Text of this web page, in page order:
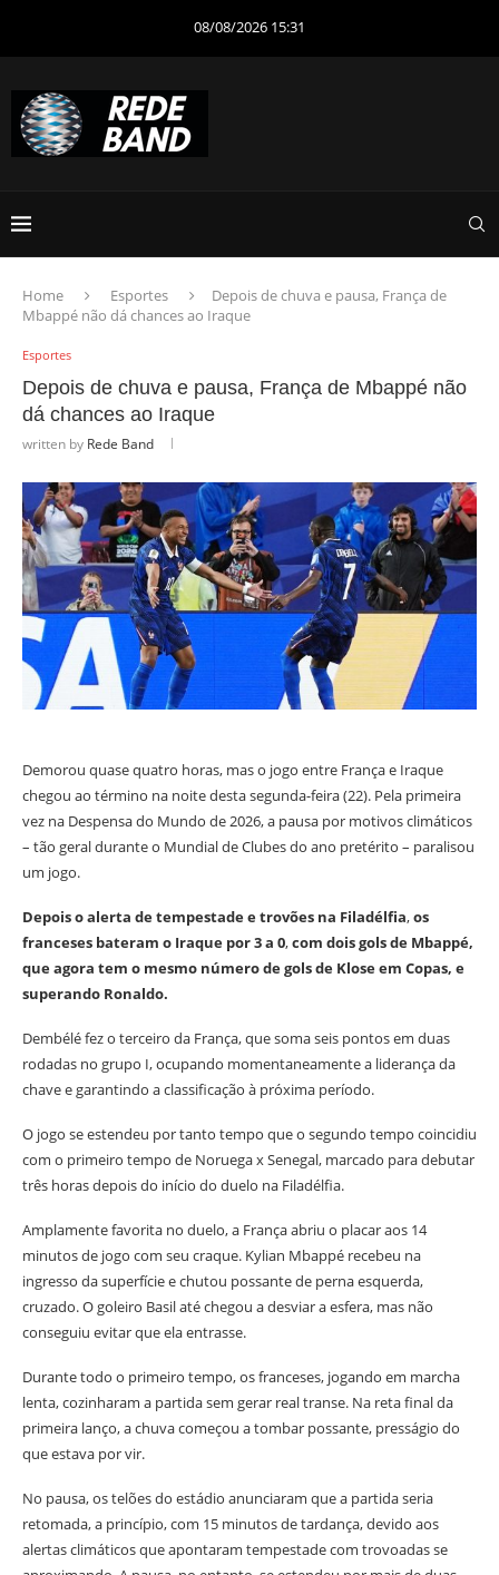
08/08/2026 15:31
Home Esportes
Depois de chuva e pausa, França de
Mbappé não dá chances ao Iraque
Esportes
Depois de chuva e pausa, França de Mbappé não
dá chances ao Iraque
written by Rede Band
Demorou quase quatro horas, mas o jogo entre França e Iraque
chegou ao término na noite desta segunda-feira (22). Pela primeira
vez na Despensa do Mundo de 2026, a pausa por motivos climáticos
– tão geral durante o Mundial de Clubes do ano pretérito – paralisou
um jogo.
Depois o alerta de tempestade e trovões na Filadélfia,os
franceses bateram o Iraque por 3 a 0,com dois gols de Mbappé,
que agora tem o mesmo número de gols de Klose em Copas, e
superando Ronaldo.
Dembélé fez o terceiro da França, que soma seis pontos em duas
rodadas no grupo I, ocupando momentaneamente a liderança da
chave e garantindo a classificação à próxima período.
O jogo se estendeu por tanto tempo que o segundo tempo coincidiu
com o primeiro tempo de Noruega x Senegal, marcado para debutar
três horas depois do início do duelo na Filadélfia.
Amplamente favorita no duelo, a França abriu o placar aos 14
minutos de jogo com seu craque. Kylian Mbappé recebeu na
ingresso da superfície e chutou possante de perna esquerda,
cruzado. O goleiro Basil até chegou a desviar a esfera, mas não
conseguiu evitar que ela entrasse.
Durante todo o primeiro tempo, os franceses, jogando em marcha
lenta, cozinharam a partida sem gerar real transe. Na reta final da
primeira lanço, a chuva começou a tombar possante, presságio do
que estava por vir.
No pausa, os telões do estádio anunciaram que a partida seria
retomada, a princípio, com 15 minutos de tardança, devido aos
alertas climáticos que apontaram tempestade com trovoadas se